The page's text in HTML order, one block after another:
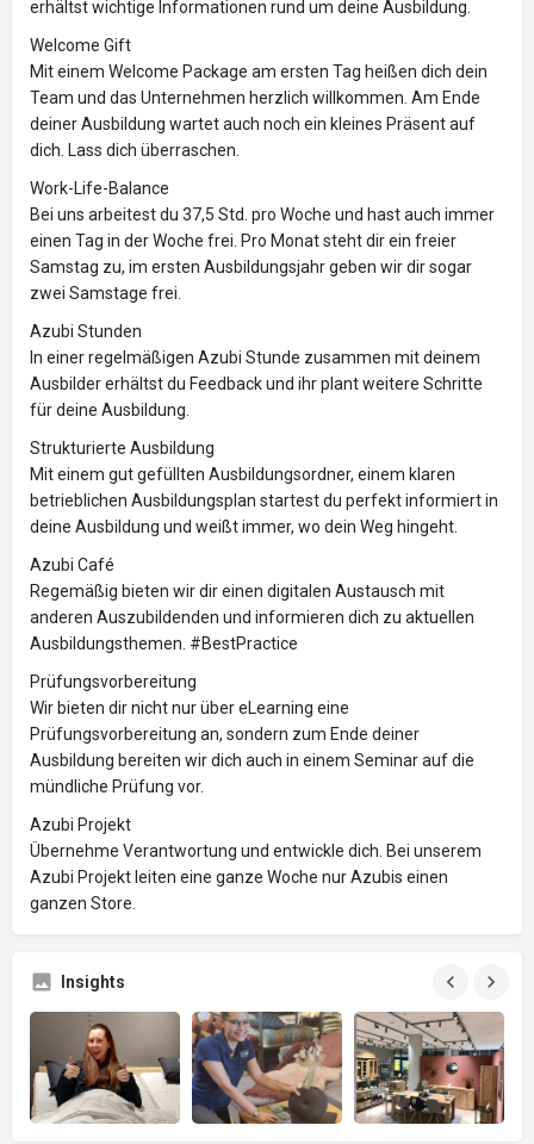
erhältst wichtige Informationen rund um deine Ausbildung.
Welcome Gift
Mit einem Welcome Package am ersten Tag heißen dich dein
Team und das Unternehmen herzlich willkommen. Am Ende
deiner Ausbildung wartet auch noch ein kleines Präsent auf
dich. Lass dich überraschen.
Work-Life-Balance
Bei uns arbeitest du 37,5 Std. pro Woche und hast auch immer
einen Tag in der Woche frei. Pro Monat steht dir ein freier
Samstag zu, im ersten Ausbildungsjahr geben wir dir sogar
zwei Samstage frei.
Azubi Stunden
In einer regelmäßigen Azubi Stunde zusammen mit deinem
Ausbilder erhältst du Feedback und ihr plant weitere Schritte
für deine Ausbildung.
Strukturierte Ausbildung
Mit einem gut gefüllten Ausbildungsordner, einem klaren
betrieblichen Ausbildungsplan startest du perfekt informiert in
deine Ausbildung und weißt immer, wo dein Weg hingeht.
Azubi Café
Regemäßig bieten wir dir einen digitalen Austausch mit
anderen Auszubildenden und informieren dich zu aktuellen
Ausbildungsthemen. #BestPractice
Prüfungsvorbereitung
Wir bieten dir nicht nur über eLearning eine
Prüfungsvorbereitung an, sondern zum Ende deiner
Ausbildung bereiten wir dich auch in einem Seminar auf die
mündliche Prüfung vor.
Azubi Projekt
Übernehme Verantwortung und entwickle dich. Bei unserem
Azubi Projekt leiten eine ganze Woche nur Azubis einen
ganzen Store.
Insights